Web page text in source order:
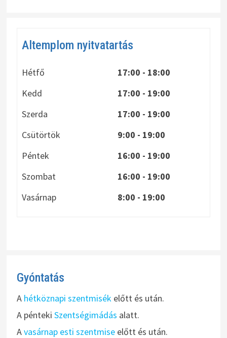
Altemplom nyitvatartás
Hétfő
17:00 - 18:00
Kedd
17:00 - 19:00
Szerda
17:00 - 19:00
Csütörtök
9:00 - 19:00
Péntek
16:00 - 19:00
Szombat
16:00 - 19:00
Vasárnap
8:00 - 19:00
Gyóntatás
A hétköznapi szentmisékelőtt és után.
A pénteki Szentségimádás alatt.
Avasárnap esti szentmiseelőtt és után.